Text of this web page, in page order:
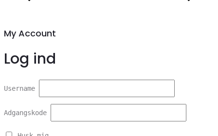
My Account
Log ind
Username
Adgangskode